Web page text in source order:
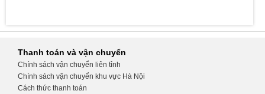
Thanh toán và vận chuyển
Chính sách vận chuyển liên tỉnh
Chính sách vận chuyển khu vực Hà Nội
Cách thức thanh toán